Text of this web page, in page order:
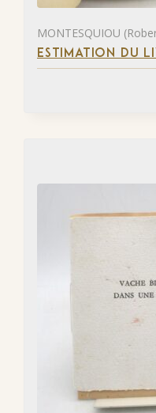
MONTESQUIOU
ESTIMATION DU